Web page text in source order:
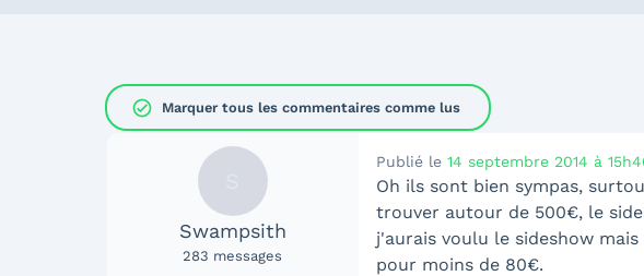
check_circle Marquer tous les commentaires comme lus
Swampsith
283 messages
Publié le 14 septembre 2014 à
Oh ils sont bien sympas,
trouver autour de 500€, le
j'aurais voulu le sideshow
pour moins de 80€.